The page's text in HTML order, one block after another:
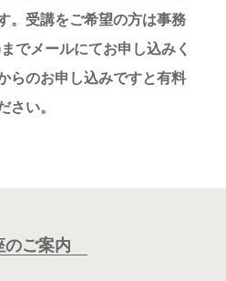
。受講をご希望の方は事務
でメールにてお申し込みく
らのお申し込みですと有料
さい。
のご案内